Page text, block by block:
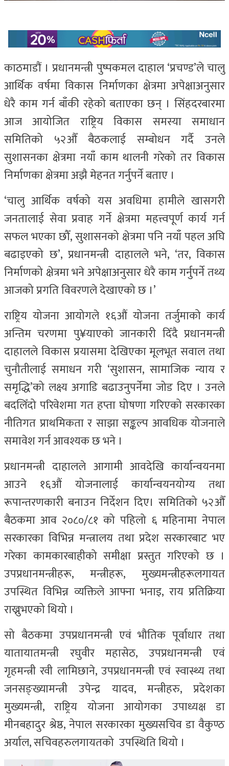
काठमाडौं । प्रधानमन्त्री पुष्पकमल दाहाल ‘प्रचण्ड’ले चालु
आर्थिक वर्षमा विकास निर्माणका क्षेत्रमा अपेक्षाअनुसार
धेरै काम गर्न बाँकी रहेको बताएका छन् । सिंहदरबारमा
आज आयोजित राष्ट्रिय विकास समस्या समाधान
समितिको ५२औँ बैठकलाई सम्बोधन गर्दै उनले
सुशासनका क्षेत्रमा नयाँ काम थालनी गरेको तर विकास
निर्माणका क्षेत्रमा अझै मेहनत गर्नुपर्ने बताए ।
‘चालु आर्थिक वर्षको यस अवधिमा हामीले खासगरी
जनतालाई सेवा प्रवाह गर्ने क्षेत्रमा महत्त्वपूर्ण कार्य गर्न
सफल भएका छौँ, सुशासनको क्षेत्रमा पनि नयाँ पहल अघि
बढाइएको छ’, प्रधानमन्त्री दाहालले भने, ‘तर, विकास
निर्माणको क्षेत्रमा भने अपेक्षाअनुसार धेरै काम गर्नुपर्ने तथ्य
आजको प्रगति विवरणले देखाएको छ ।’
राष्ट्रिय योजना आयोगले १६औं योजना तर्जुमाको कार्य
अन्तिम चरणमा पु¥याएको जानकारी दिँदै प्रधानमन्त्री
दाहालले विकास प्रयासमा देखिएका मूलभूत सवाल तथा
चुनौतीलाई समाधन गरी ‘सुशासन, सामाजिक न्याय र
समृद्धि’को लक्ष्य अगाडि बढाउनुपर्नेमा जोड दिए । उनले
बदलिँदो परिवेशमा गत हप्ता घोषणा गरिएको सरकारका
नीतिगत प्राथमिकता र साझा सङ्कल्प आवधिक योजनाले
समावेश गर्न आवश्यक छ भने ।
प्रधानमन्त्री दाहालले आगामी आवदेखि कार्यान्वयनमा
आउने १६औं योजनालाई कार्यान्वयनयोग्य तथा
रूपान्तरणकारी बनाउन निर्देशन दिए। समितिको ५२औँ
बैठकमा आव २०८०/८१ को पहिलो ६ महिनामा नेपाल
सरकारका विभिन्न मन्त्रालय तथा प्रदेश सरकारबाट भए
गरेका कामकारबाहीको समीक्षा प्रस्तुत गरिएको छ ।
उपप्रधानमन्त्रीहरू, मन्त्रीहरू, मुख्यमन्त्रीहरूलगायत
उपस्थित विभिन्न व्यक्तिले आफ्ना भनाइ, राय प्रतिक्रिया
राख्नुभएको थियो ।
सो बैठकमा उपप्रधानमन्त्री एवं भौतिक पूर्वाधार तथा
यातायातमन्त्री रघुवीर महासेठ, उपप्रधानमन्त्री एवं
गृहमन्त्री रवी लामिछाने, उपप्रधानमन्त्री एवं स्वास्थ्य तथा
जनसङ्ख्यामन्त्री उपेन्द्र यादव, मन्त्रीहरु, प्रदेशका
मुख्यमन्त्री, राष्ट्रिय योजना आयोगका उपाध्यक्ष डा
मीनबहादुर श्रेष्ठ, नेपाल सरकारका मुख्यसचिव डा वैकुण्ठ
अर्याल, सचिवहरुलगायतको उपस्थिति थियो ।